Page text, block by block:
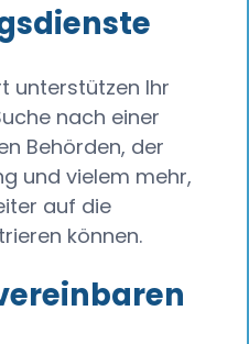
unterstützen Ihr
nach einer
Behörden, der
und vielem mehr,
auf die
können.